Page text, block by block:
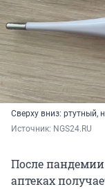
Сверху вниз: ртутный,
Источник: NGS24.RU
После
аптеках